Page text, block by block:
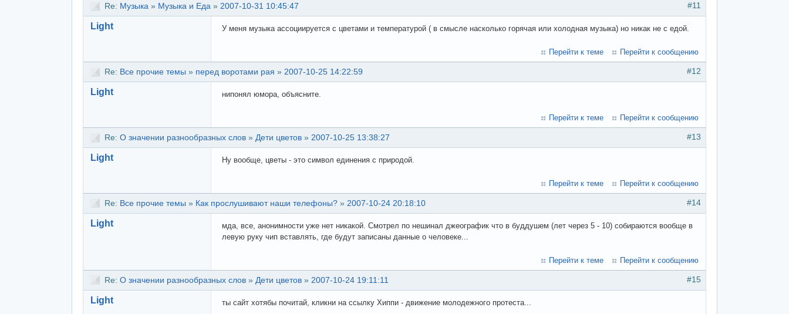
#11
Re: Музыка » Музыка и Еда » 2007-10-31 10:45:47
Light У меня музыка ассоциируется с цветами и температурой ( в смысле насколько горячая или холодная музыка) но никак не с едой.
Перейти к теме Перейти к сообщению
#12
Re: Все прочие темы » перед воротами рая » 2007-10-25 14:22:59
Light нипонял юмора, объясните.
Перейти к теме Перейти к сообщению
#13
Re: О значении разнообразных слов » Дети цветов » 2007-10-25 13:38:27
Light Ну вообще, цветы - это символ единения с природой.
Перейти к теме Перейти к сообщению
#14
Re: Все прочие темы » Как прослушивают наши телефоны? » 2007-10-24 20:18:10
Light
мда, все, анонимности уже нет никакой. Смотрел по нешинал джеографик что в буддушем (лет через 5 - 10) собираются вообще в
левую руку чип вставлять, где будут записаны данные о человеке...
Перейти к теме Перейти к сообщению
#15
Re: О значении разнообразных слов » Дети цветов » 2007-10-24 19:11:11
Light ты сайт хотябы почитай, кликни на ссылку Хиппи - движение молодежного протеста...